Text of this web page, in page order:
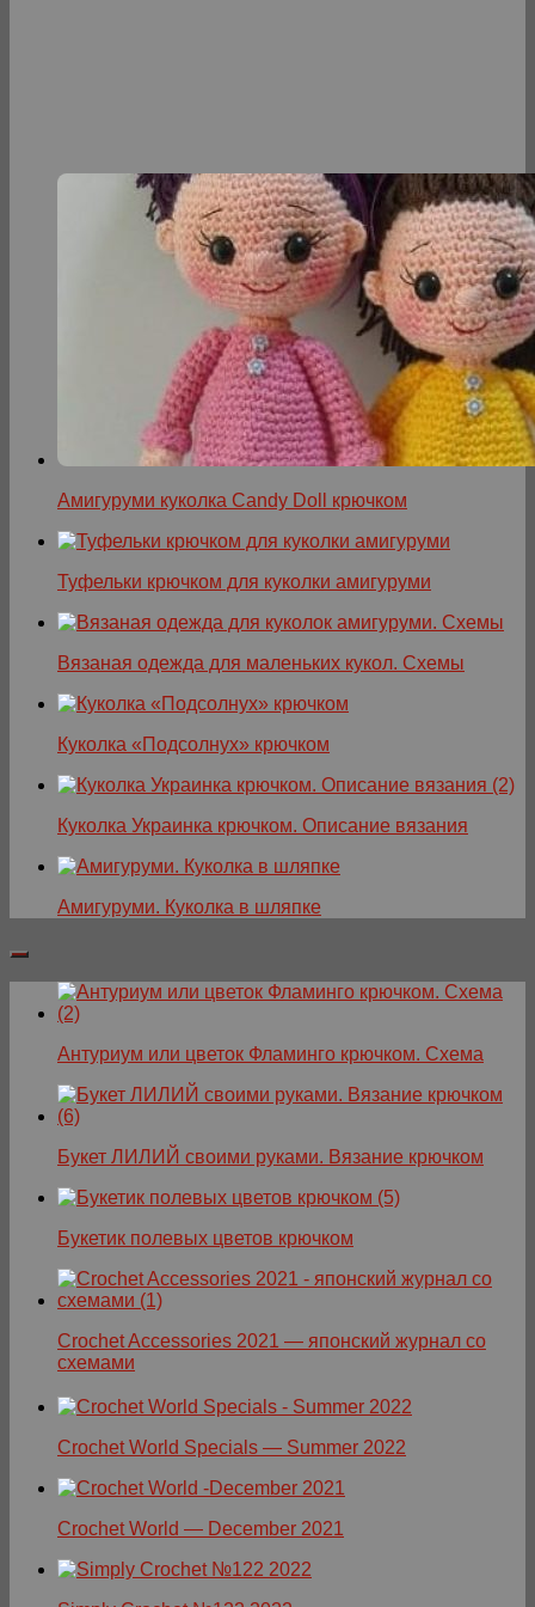
Амигуруми куколка Candy Doll крючком
Туфельки крючком для куколки амигуруми
Вязаная одежда для маленьких кукол. Схемы
Куколка «Подсолнух» крючком
Куколка Украинка крючком. Описание вязания
Амигуруми. Куколка в шляпке
Антуриум или цветок Фламинго крючком. Схема
Букет ЛИЛИЙ своими руками. Вязание крючком
Букетик полевых цветов крючком
Crochet Accessories 2021 — японский журнал со
схемами
Crochet World Specials — Summer 2022
Crochet World — December 2021